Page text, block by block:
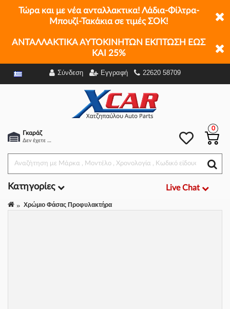
Τώρα και με νέα ανταλλακτικα! Λάδια-Φίλτρα-
Μπουζί-Τακάκια σε τιμές ΣΟΚ!
ΑΝΤΑΛΛΑΚΤΙΚΑ ΑΥΤΟΚΙΝΗΤΩΝ ΕΚΠΤΩΣΗ ΕΩΣ
ΚΑΙ 25%
Σύνδεση Εγγραφή 22620 58709
Γκαράζ
Δεν έχετε επιλέξει αμάξι.
0
Κατηγορίες Live Chat
Χρώμιο Φάσας Προφυλακτήρα
Φίλτρα